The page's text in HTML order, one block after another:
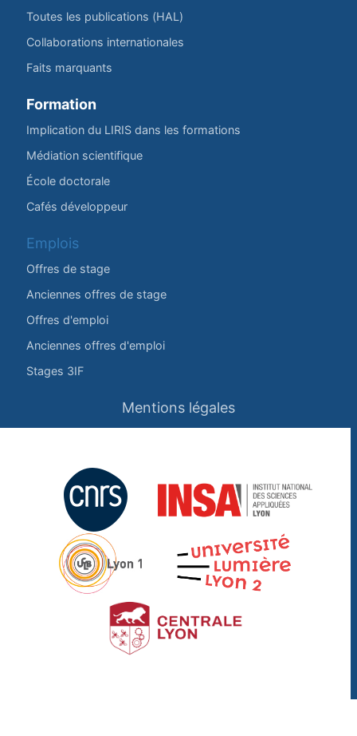
Toutes les publications (HAL)
Collaborations internationales
Faits marquants
Formation
Implication du LIRIS dans les formations
Médiation scientifique
École doctorale
Cafés développeur
Emplois
Offres de stage
Anciennes offres de stage
Offres d'emploi
Anciennes offres d'emploi
Stages 3IF
Mentions légales